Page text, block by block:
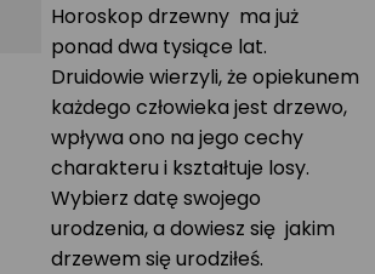
Horoskop drzewny ma już
ponad dwa tysiące lat.
Druidowie wierzyli, że opiekunem
każdego człowieka jest drzewo,
wpływa ono na jego cechy
charakteru i kształtuje losy.
Wybierz datę swojego
urodzenia, a dowiesz się jakim
drzewem się urodziłeś.